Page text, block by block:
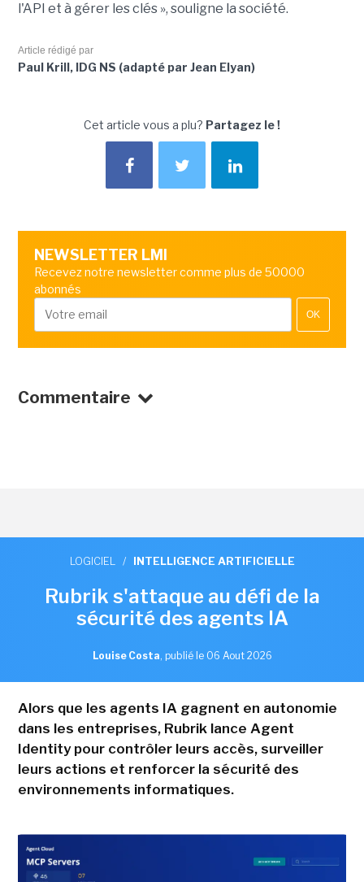
l'API et à gérer les clés », souligne la société.
Article rédigé par
Paul Krill, IDG NS (adapté par Jean Elyan)
Cet article vous a plu? Partagez le !
NEWSLETTER LMI
Recevez notre newsletter comme plus de 50000
abonnés
OK
Commentaire
LOGICIEL / INTELLIGENCE ARTIFICIELLE
Rubrik s'attaque au défi de la
sécurité des agents IA
Louise Costa, publié le 06 Aout 2026
Alors que les agents IA gagnent en autonomie
dans les entreprises, Rubrik lance Agent
Identity pour contrôler leurs accès, surveiller
leurs actions et renforcer la sécurité des
environnements informatiques.